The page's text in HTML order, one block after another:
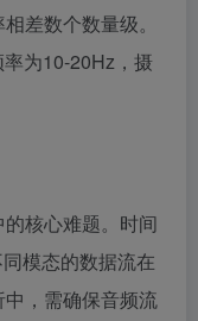
差数个数量级。
为10-20Hz，摄
核心难题。时间
模态的数据流在
，需确保音频流